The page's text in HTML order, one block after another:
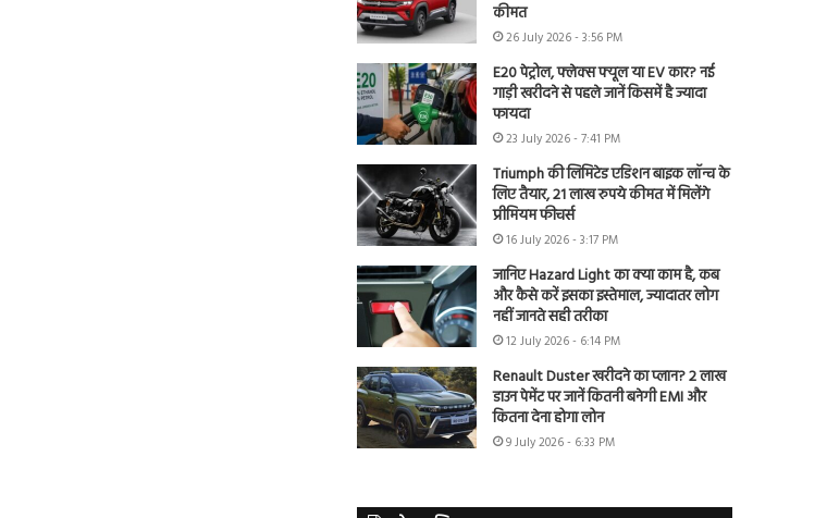
कीमत
26 July 2026 - 3:56 PM
E20 पेट्रोल, फ्लेक्स फ्यूल या EV कार? नई
गाड़ी खरीदने से पहले जानें किसमें है ज्यादा
फायदा
23 July 2026 - 7:41 PM
Triumph की लिमिटेड एडिशन बाइक लॉन्च के
लिए तैयार, 21 लाख रुपये कीमत में मिलेंगे
प्रीमियम फीचर्स
16 July 2026 - 3:17 PM
जानिए Hazard Light का क्या काम है, कब
और कैसे करें इसका इस्तेमाल, ज्यादातर लोग
नहीं जानते सही तरीका
12 July 2026 - 6:14 PM
Renault Duster खरीदने का प्लान? 2 लाख
डाउन पेमेंट पर जानें कितनी बनेगी EMI और
कितना देना होगा लोन
9 July 2026 - 6:33 PM